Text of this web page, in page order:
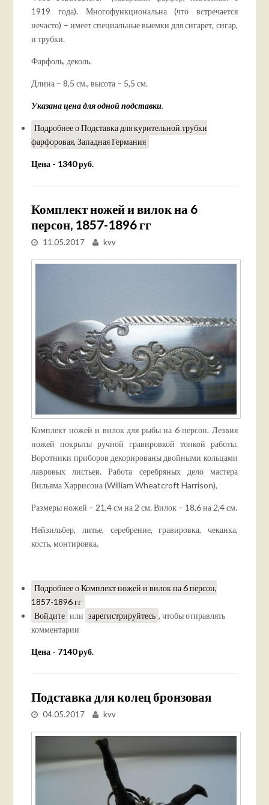
1919 года). Многофункциональна (что встречается
нечасто) – имеет специальные выемки для сигарет, сигар,
и трубки.
Фарфоль, деколь.
Длина – 8,5 см., высота – 5,5 см.
Указана цена для одной подставки.
Подробнеео Подставка для курительной трубки
фарфоровая, Западная Германия
Цена - 1340 руб.
Комплект ножей и вилок на 6
персон, 1857-1896 гг
11.05.2017 kvv
Комплект ножей и вилок для рыбы на 6 персон. Лезвия
ножей покрыты ручной гравировкой тонкой работы.
Воротники приборов декорированы двойными кольцами
лавровых листьев. Работа серебряных дело мастера
Вильяма Харрисона (William Wheatcroft Harrison),
Размеры ножей – 21,4 см на 2 см. Вилок – 18,6 на 2,4 см.
Нейзильбер, литье, серебрение, гравировка, чеканка,
кость, монтировка.
Подробнеео Комплект ножей и вилок на 6 персон,
1857-1896 гг
Войдите или зарегистрируйтесь , чтобы отправлять
комментарии
Цена - 7140 руб.
Подставка для колец бронзовая
04.05.2017 kvv